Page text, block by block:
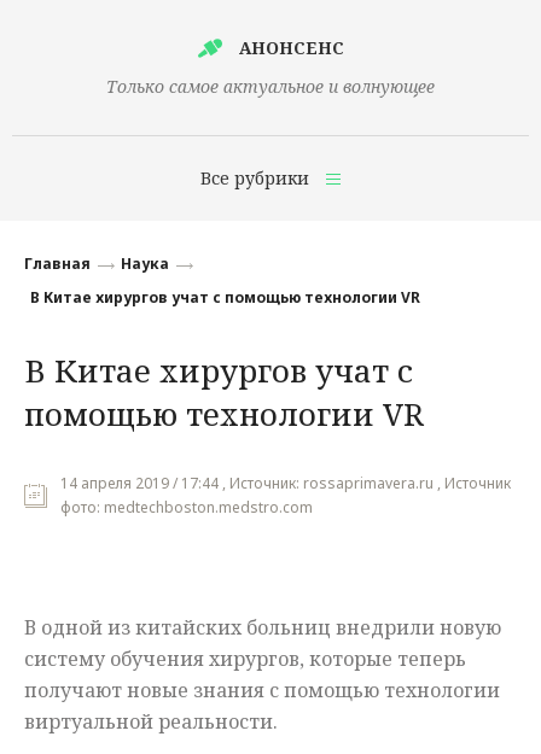
АНОНСЕНС
Только самое актуальное и волнующее
Все рубрики
Финансы
Наука
Культура
Общество
Происшествия
Главная
Наука
В Китае хирургов учат с помощью технологии VR
В Китае хирургов учат с
помощью технологии VR
14 апреля 2019 / 17:44 , Источник: rossaprimavera.ru , Источник
фото: medtechboston.medstro.com
В одной из китайских больниц внедрили новую
систему обучения хирургов, которые теперь
получают новые знания с помощью технологии
виртуальной реальности.